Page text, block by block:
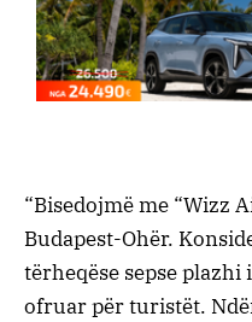
“Bisedojmë me “Wizz
Budapest-Ohër.
tërheqëse sepse
ofruar për turistët.